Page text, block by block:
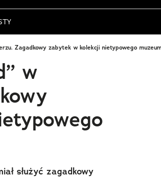
Zagadkowy zabytek w kolekcji nietypowego
w
służyć zagadkowy